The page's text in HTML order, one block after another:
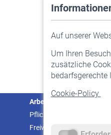
Auf unserer
Um Ihren
zusätzliche
bedarfsgerechte
Cookie-Policy
Arbeitgeber
Pflichtversicherung
Freiwillige Versicherung